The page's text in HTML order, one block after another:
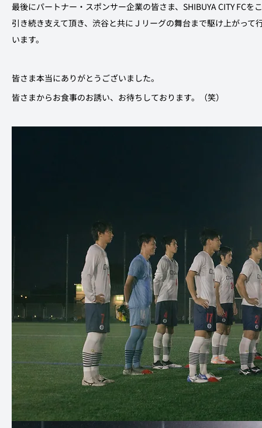
最後にパートナー・スポンサー企業の皆さま、SHIBUYA CITY FC
引き続き支えて頂き、渋谷と共にＪリーグの舞台まで駆け上がっ
います。
皆さま本当にありがとうございました。
皆さまからお食事のお誘い、お待ちしております。（笑）